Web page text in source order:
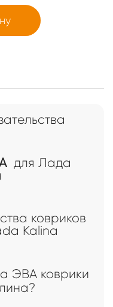
для Лада
ковриков
Kalina
ЭВА коврики